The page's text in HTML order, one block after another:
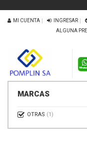
MI CUENTA INGRESAR
ALGUNA
MARCAS
OTRAS (1)